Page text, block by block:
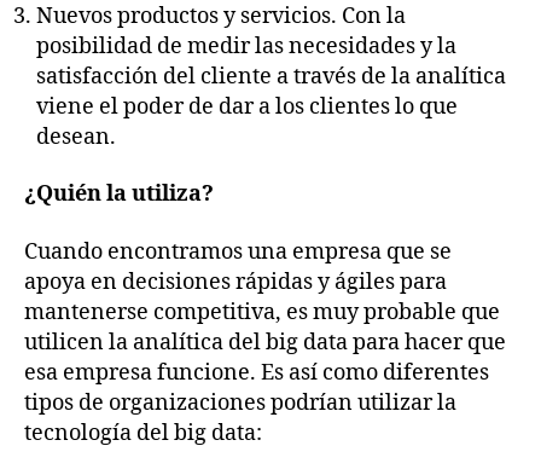
Nuevos productos y servicios. Con la
posibilidad de medir las necesidades y la
satisfacción del cliente a través de la analítica
viene el poder de dar a los clientes lo que
desean.
¿Quién la utiliza?
Cuando encontramos una empresa que se
apoya en decisiones rápidas y ágiles para
mantenerse competitiva, es muy probable que
utilicen la analítica del big data para hacer que
esa empresa funcione. Es así como diferentes
tipos de organizaciones podrían utilizar la
tecnología del big data: